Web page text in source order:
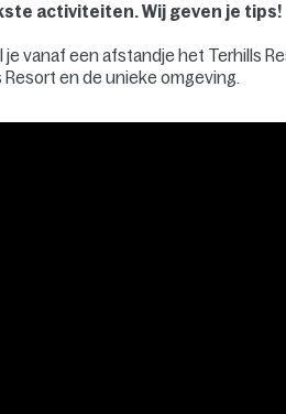
activiteiten. Wij geven je tips!
vanaf een afstandje het Terhills
en de unieke omgeving.